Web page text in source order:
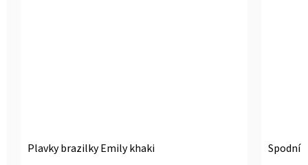
Plavky brazilky Emily khaki Spodní